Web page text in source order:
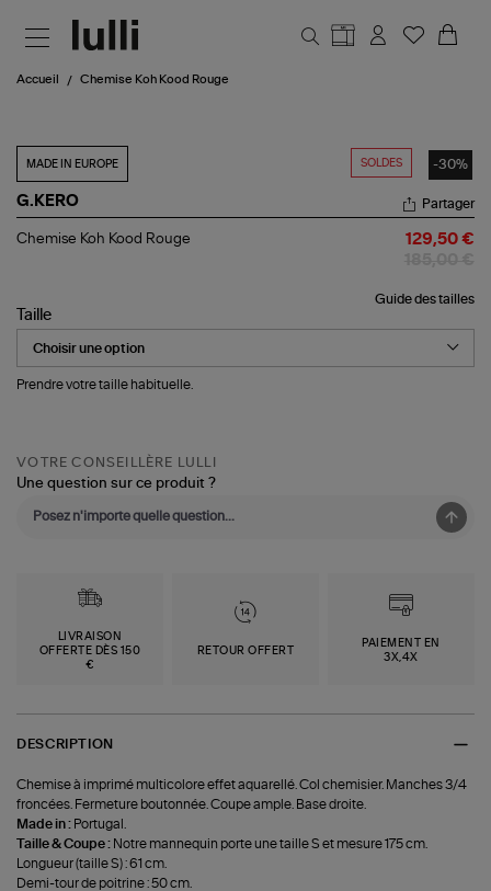
Accueil Chemise Koh Kood Rouge
SOLDES -30%
MADE IN EUROPE
G.KERO
Chemise
Partager
Chemise Koh Kood Rouge 129,50 €
Guide des tailles
Taille
Prendre votre taille habituelle.
VOTRE CONSEILLÈRE LULLI
Une question sur ce produit ?
LIVRAISON
OFFERTE DÈS 150
€
RETOUR OFFERT
PAIEMENT EN
3X,4X
DESCRIPTION
Chemise à imprimé multicolore effet aquarellé. Col chemisier. Manches 3/4
froncées. Fermeture boutonnée. Coupe ample. Base droite.
Made in : Portugal.
Taille & Coupe : Notre mannequin porte une taille S et mesure 175 cm.
Longueur (taille S) : 61 cm.
Demi-tour de poitrine : 50 cm.